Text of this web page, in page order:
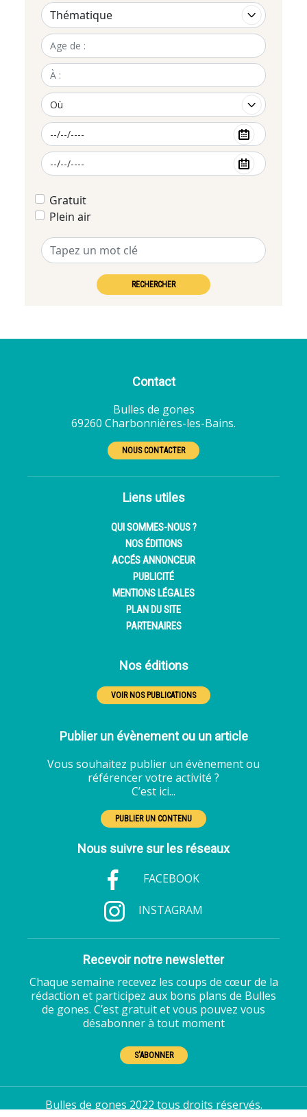
Gratuit
Plein air
RECHERCHER
Contact
Bulles de gones
69260 Charbonnières-les-Bains.
NOUS CONTACTER
Liens utiles
QUI SOMMES-NOUS ?
NOS ÉDITIONS
ACCÉS ANNONCEUR
PUBLICITÉ
MENTIONS LÉGALES
PLAN DU SITE
PARTENAIRES
Nos éditions
VOIR NOS PUBLICATIONS
Publier un évènement ou un article
Vous souhaitez publier un évènement ou
référencer votre activité ?
C’est ici...
PUBLIER UN CONTENU
Nous suivre sur les réseaux
FACEBOOK
INSTAGRAM
Recevoir notre newsletter
Chaque semaine recevez les coups de cœur de la
rédaction et participez aux bons plans de Bulles
de gones. C’est gratuit et vous pouvez vous
désabonner à tout moment
S'ABONNER
Bulles de gones 2022 tous droits réservés.